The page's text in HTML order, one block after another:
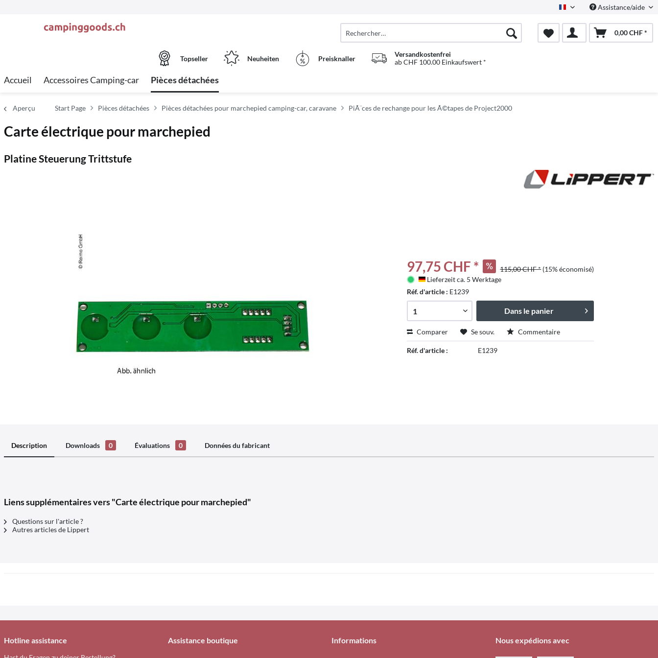
FranzösischAssistance/aide
0,00 CHF *
Topseller Neuheiten Preisknaller
Versandkostenfrei
ab CHF 100.00 Einkaufswert *
Accueil Accessoires Camping-car Pièces détachées
Aperçu Start Page Pièces détachées Pièces détachées pour marchepied camping-car, caravane PiÃ¨ces de rechange pour les Ã©tapes de Project2000
Carte électrique pour marchepied
Platine Steuerung Trittstufe
97,75 CHF * 115,00 CHF * (15% économisé)
Deutschland
Lieferzeit ca. 5 Werktage
Réf. d'article : E1239
Dans le panier
Comparer Se souv. Commentaire
Réf. d'article : E1239
Description Downloads 0 Évaluations 0 Données du fabricant
Liens supplémentaires vers "Carte électrique pour marchepied"
Questions sur l'article ?
Autres articles de Lippert
Hotline assistance Assistance boutique Informations Nous expédions avec